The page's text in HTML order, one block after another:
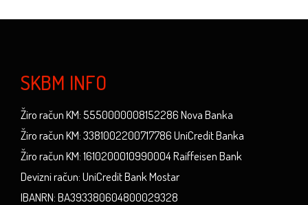
SKBM INFO
Žiro račun KM: 5550000008152286 Nova Banka
Žiro račun KM: 3381002200717786 UniCredit Banka
Žiro račun KM: 1610200010990004 Raiffeisen Bank
Devizni račun: UniCredit Bank Mostar
IBANRN: BA393380604800029328